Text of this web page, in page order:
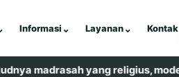
yang religius, moderat,
Informasi ⌄ Layanan⌄ Kontak